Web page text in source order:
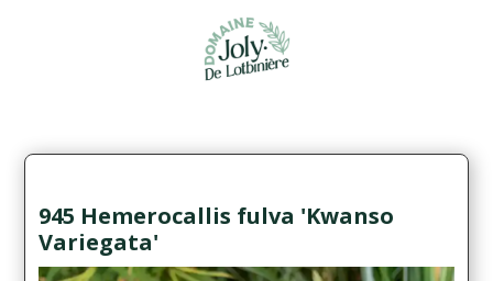
945 Hemerocallis fulva 'Kwanso
Variegata'